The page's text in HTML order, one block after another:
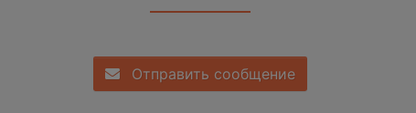
Отправить сообщение